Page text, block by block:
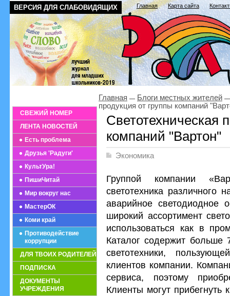
ВЕРСИЯ ДЛЯ СЛАБОВИДЯЩИХ Главная Карта сайта
СВЕЖИЙ НОМЕР
ЛЕНТА НОВОСТЕЙ
Есть проблема
Друзья 'Радуги'
КультУра!
ПишиЧитай
Мир вокруг нас
МастерОК
Коми край
Противодействие
коррупции
ДЛЯ ТВОИХ РОДИТЕЛЕЙ
ПОДПИСКА
ДОКУМЕНТЫ
УЧРЕЖДЕНИЯ
Главная
Блоги местных жителей
продукция от группы компаний
Светотехническая
компаний "Вартон"
Экономика
Группой компании
светотехника различного
аварийное светодиодное
широкий ассортимент
использоваться как в
Каталог содержит больше
светотехники,
клиентов компании.
сервиса, поэтому
Клиенты могут